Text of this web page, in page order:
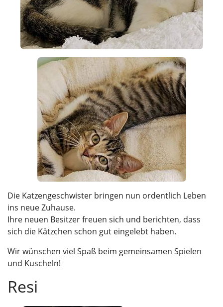
Die Katzengeschwister bringen nun ordentlich Leben
ins neue Zuhause.
Ihre neuen Besitzer freuen sich und berichten, dass
sich die Kätzchen schon gut eingelebt haben.
Wir wünschen viel Spaß beim gemeinsamen Spielen
und Kuscheln!
Resi